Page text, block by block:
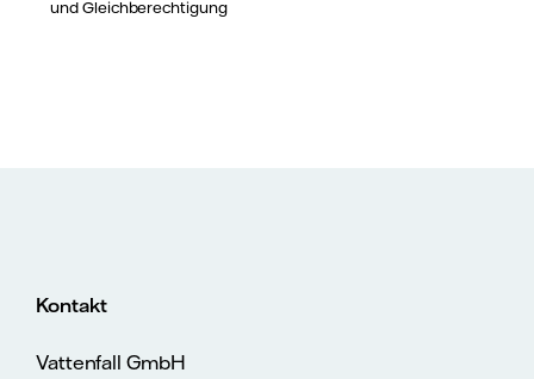
und Gleichberechtigung
Kontakt
Vattenfall GmbH